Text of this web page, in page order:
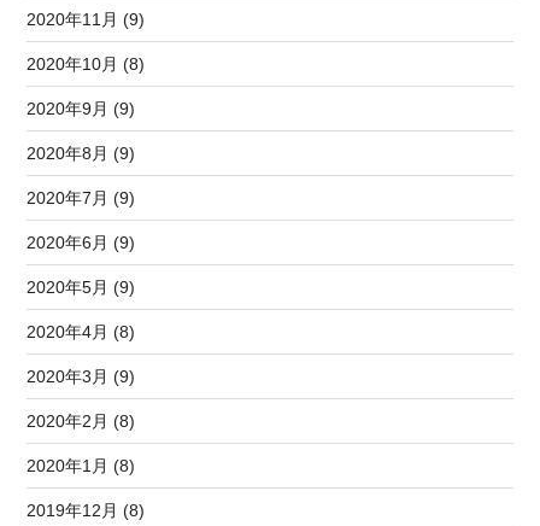
2020年11月 (9)
2020年10月 (8)
2020年9月 (9)
2020年8月 (9)
2020年7月 (9)
2020年6月 (9)
2020年5月 (9)
2020年4月 (8)
2020年3月 (9)
2020年2月 (8)
2020年1月 (8)
2019年12月 (8)